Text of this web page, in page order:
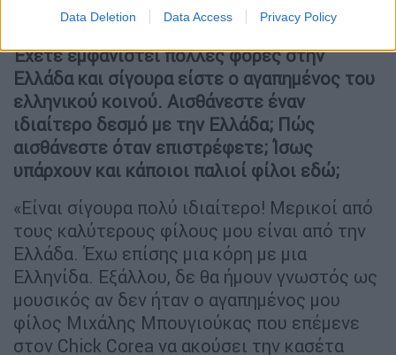
Data Deletion Data Access Privacy Policy
Αλ ντι Μέολα κιθαρίστας
Παίζετε και άλλα όργανα;«Ναι, παίζω
κρουστά και λίγο πιάνο».
Ένας μουσικός πολύπλευρος,
πολυσυλλεκτικός, πολυμήχανος θα έλεγε
κανείς όταν κινείται με μαεστρία στα τάστα,
ψάχνοντας για νέους τρόπους να ερμηνεύσει
με την κιθάρα του. Και φυσικά ένας μουσικός